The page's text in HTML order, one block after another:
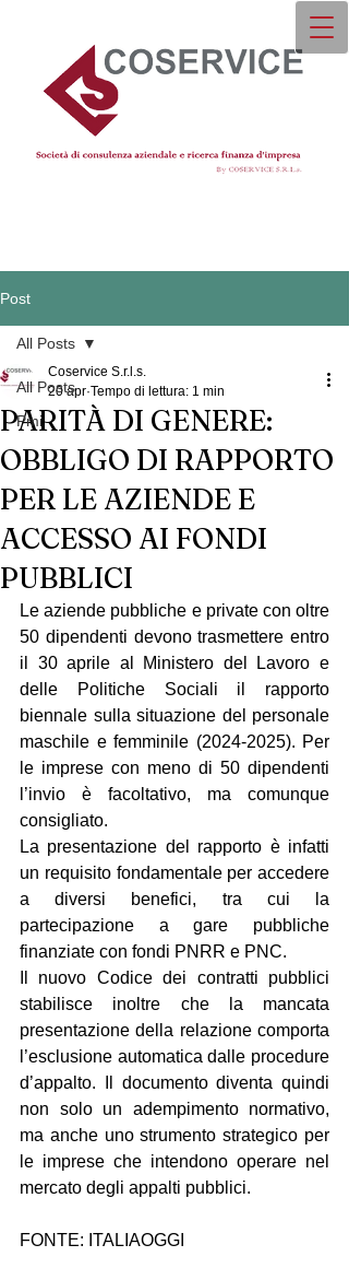
Post
All Posts
Pmi
All Posts
PARITÀ DI GENERE:
OBBLIGO DI RAPPORTO
PER LE AZIENDE E
ACCESSO AI FONDI
PUBBLICI
Coservice S.r.l.s.
20 apr Tempo di lettura: 1 min
Le aziende pubbliche e private con oltre
50 dipendenti devono trasmettere entro
il 30 aprile al Ministero del Lavoro e
delle Politiche Sociali il rapporto
biennale sulla situazione del personale
maschile e femminile (2024-2025). Per
le imprese con meno di 50 dipendenti
l’invio è facoltativo, ma comunque
consigliato.
La presentazione del rapporto è infatti
un requisito fondamentale per accedere
a diversi benefici, tra cui la
partecipazione a gare pubbliche
finanziate con fondi PNRR e PNC.
Il nuovo Codice dei contratti pubblici
stabilisce inoltre che la mancata
presentazione della relazione comporta
l’esclusione automatica dalle procedure
d’appalto. Il documento diventa quindi
non solo un adempimento normativo,
ma anche uno strumento strategico per
le imprese che intendono operare nel
mercato degli appalti pubblici.
FONTE: ITALIAOGGI